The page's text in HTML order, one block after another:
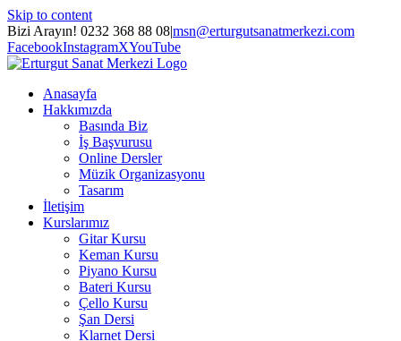
Skip to content
Bizi Arayın! 0232 368 88 08|msn@erturgutsanatmerkezi.com
FacebookInstagramXYouTube
Anasayfa
Hakkımızda
Basında Biz
İş Başvurusu
Online Dersler
Müzik Organizasyonu
Tasarım
İletişim
Kurslarımız
Gitar Kursu
Keman Kursu
Piyano Kursu
Bateri Kursu
Çello Kursu
Şan Dersi
Klarnet Dersi